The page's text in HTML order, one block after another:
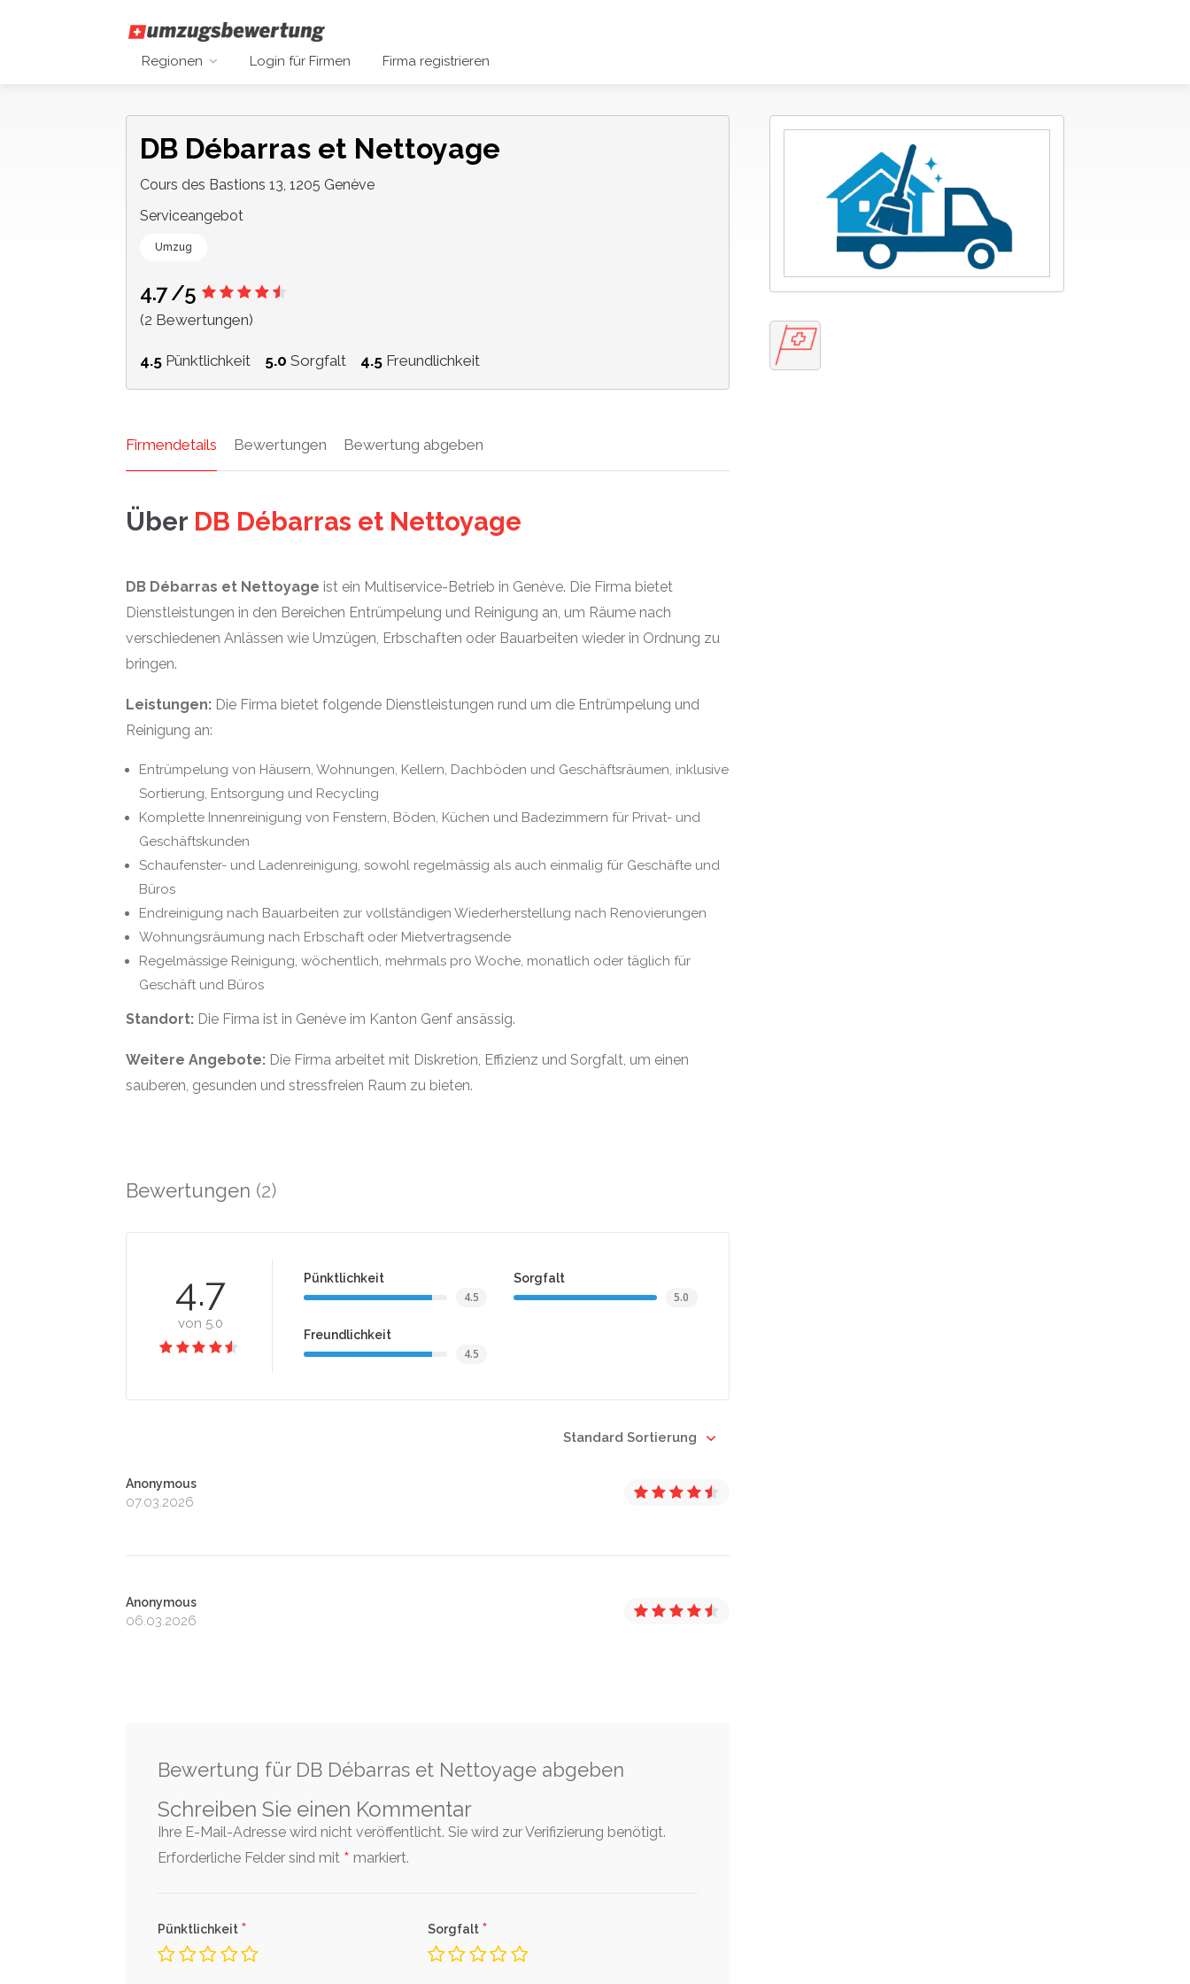
Regionen Login für Firmen Firma registrieren
DB Débarras et Nettoyage
Cours des Bastions 13, 1205 Genève
Serviceangebot
Umzug
4.7/5
(2 Bewertungen)
4.5 Pünktlichkeit 5.0 Sorgfalt 4.5 Freundlichkeit
Firmendetails Bewertungen Bewertung abgeben
Über DB Débarras et Nettoyage
DB Débarras et Nettoyage ist ein Multiservice-Betrieb in Genève. Die Firma bietet
Dienstleistungen in den Bereichen Entrümpelung und Reinigung an, um Räume nach
verschiedenen Anlässen wie Umzügen, Erbschaften oder Bauarbeiten wieder in Ordnung zu
bringen.
Leistungen: Die Firma bietet folgende Dienstleistungen rund um die Entrümpelung und
Reinigung an:
Entrümpelung von Häusern, Wohnungen, Kellern, Dachböden und Geschäftsräumen, inklusive
Sortierung, Entsorgung und Recycling
Komplette Innenreinigung von Fenstern, Böden, Küchen und Badezimmern für Privat- und
Geschäftskunden
Schaufenster- und Ladenreinigung, sowohl regelmässig als auch einmalig für Geschäfte und
Büros
Endreinigung nach Bauarbeiten zur vollständigen Wiederherstellung nach Renovierungen
Wohnungsräumung nach Erbschaft oder Mietvertragsende
Regelmässige Reinigung, wöchentlich, mehrmals pro Woche, monatlich oder täglich für
Geschäft und Büros
Standort: Die Firma ist in Genève im Kanton Genf ansässig.
Weitere Angebote: Die Firma arbeitet mit Diskretion, Effizienz und Sorgfalt, um einen
sauberen, gesunden und stressfreien Raum zu bieten.
Bewertungen (2)
4.7
von 5.0
Pünktlichkeit
4.5
Sorgfalt
5.0
Freundlichkeit
4.5
Standard Sortierung
Anonymous
07.03.2026
Anonymous
06.03.2026
Bewertung für DB Débarras et Nettoyage abgeben
Schreiben Sie einen Kommentar
Ihre E-Mail-Adresse wird nicht veröffentlicht. Sie wird zur Verifizierung benötigt.
Erforderliche Felder sind mit * markiert.
Pünktlichkeit * Sorgfalt *